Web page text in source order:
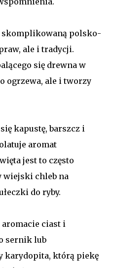
skomplikowaną polsko-
ale i tradycji.
się drewna w
ogrzewa, ale i tworzy
kapustę, barszcz i
aromat
jest to często
wiejski chleb na
do ryby.
aromacie ciast i
sernik lub
karydopita, którą piekę